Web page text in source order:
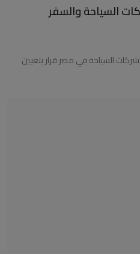
السياحة والسفر
شركات السياحة في مصر قرار بتعيين